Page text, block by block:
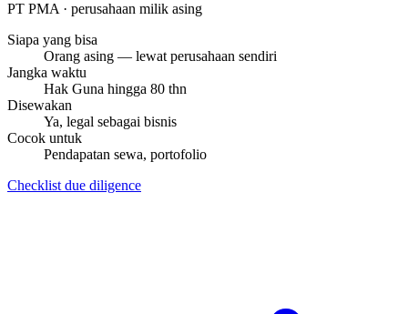
PT PMA · perusahaan milik asing
Siapa yang bisa
Orang asing — lewat perusahaan sendiri
Jangka waktu
Hak Guna hingga 80 thn
Disewakan
Ya, legal sebagai bisnis
Cocok untuk
Pendapatan sewa, portofolio
Checklist due diligence